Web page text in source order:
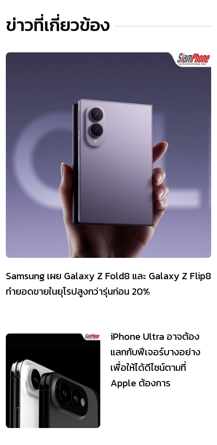
ข่าวที่เกี่ยวข้อง
Samsung เผย Galaxy Z Fold8 และ Galaxy Z Flip8
ทำยอดขายในยุโรปสูงกว่ารุ่นก่อน 20%
iPhone Ultra อาจต้อง
แลกกับฟีเจอร์บางอย่าง
เพื่อให้ได้ดีไซน์ตามที่
Apple ต้องการ